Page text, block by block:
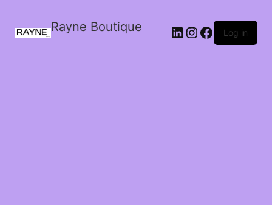
Rayne Boutique Log in